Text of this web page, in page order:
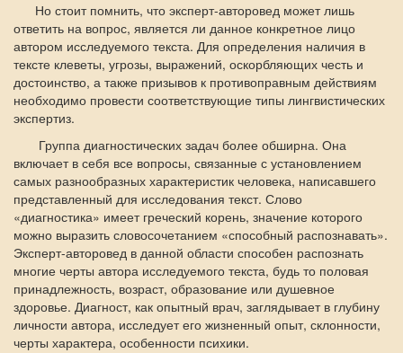
Но стоит помнить, что эксперт-авторовед может лишь
ответить на вопрос, является ли данное конкретное лицо
автором исследуемого текста. Для определения наличия в
тексте клеветы, угрозы, выражений, оскорбляющих честь и
достоинство, а также призывов к противоправным действиям
необходимо провести соответствующие типы лингвистических
экспертиз.
Группа диагностических задач более обширна. Она
включает в себя все вопросы, связанные с установлением
самых разнообразных характеристик человека, написавшего
представленный для исследования текст. Слово
«диагностика» имеет греческий корень, значение которого
можно выразить словосочетанием «способный распознавать».
Эксперт-авторовед в данной области способен распознать
многие черты автора исследуемого текста, будь то половая
принадлежность, возраст, образование или душевное
здоровье. Диагност, как опытный врач, заглядывает в глубину
личности автора, исследует его жизненный опыт, склонности,
черты характера, особенности психики.